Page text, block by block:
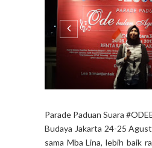
Parade Paduan Suara
Budaya Jakarta 24-25
sama Mba Lina, lebih baik